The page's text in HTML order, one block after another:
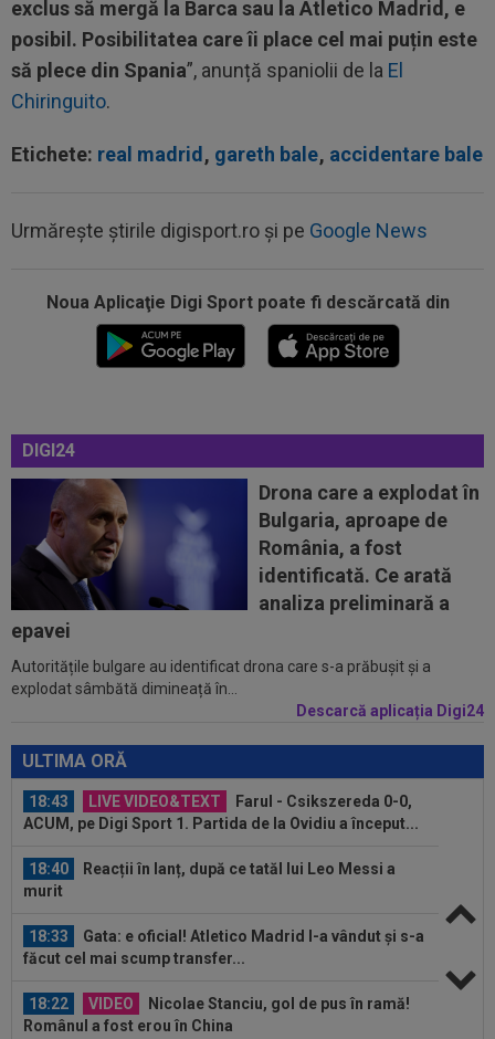
exclus să mergă la Barca sau la Atletico Madrid, e
posibil. Posibilitatea care îi place cel mai puțin este
să plece din Spania”, anunță spaniolii de la El
Chiringuito.
Etichete: real madrid, gareth bale, accidentare bale
Urmărește știrile digisport.ro și pe Google News
Noua Aplicaţie Digi Sport poate fi descărcată din
DIGI24
Drona care a explodat în
Bulgaria, aproape de
România, a fost
identificată. Ce arată
analiza preliminară a
epavei
Autoritățile bulgare au identificat drona care s-a prăbușit și a
explodat sâmbătă dimineață în...
Descarcă aplicația Digi24
ULTIMA ORĂ
18:22 VIDEO
Nicolae Stanciu, gol de pus în ramă!
Românul a fost erou în China
18:19 VIDEO
Horror: OUT tot sezonul, după o
intrare absolut inexplicabilă! Imagini cu...
Jelena Ostapenko a răbufnit, după ce a primit
amenințări și comentarii despre...
18:03
Comunicat oficial al spitalului din Rosario
despre Jorge Messi
Interul lui Chivu a bătut-o cu 2-1...
18:43 LIVE VIDEO&TEXT
Farul - Csikszereda 0-0,
ACUM, pe Digi Sport 1. Partida de la Ovidiu a început...
18:40
Reacții în lanț, după ce tatăl lui Leo Messi a
murit
18:33
Gata: e oficial! Atletico Madrid l-a vândut și s-a
făcut cel mai scump transfer...
18:22 VIDEO
Nicolae Stanciu, gol de pus în ramă!
Românul a fost erou în China